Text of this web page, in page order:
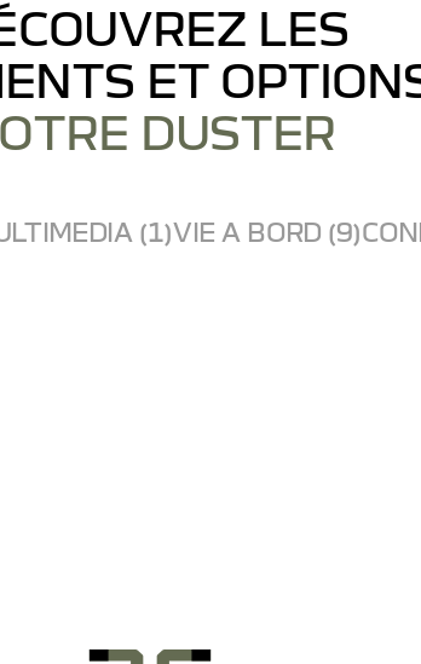
LES
ET
DUSTER
(1)VIE A BORD (9)